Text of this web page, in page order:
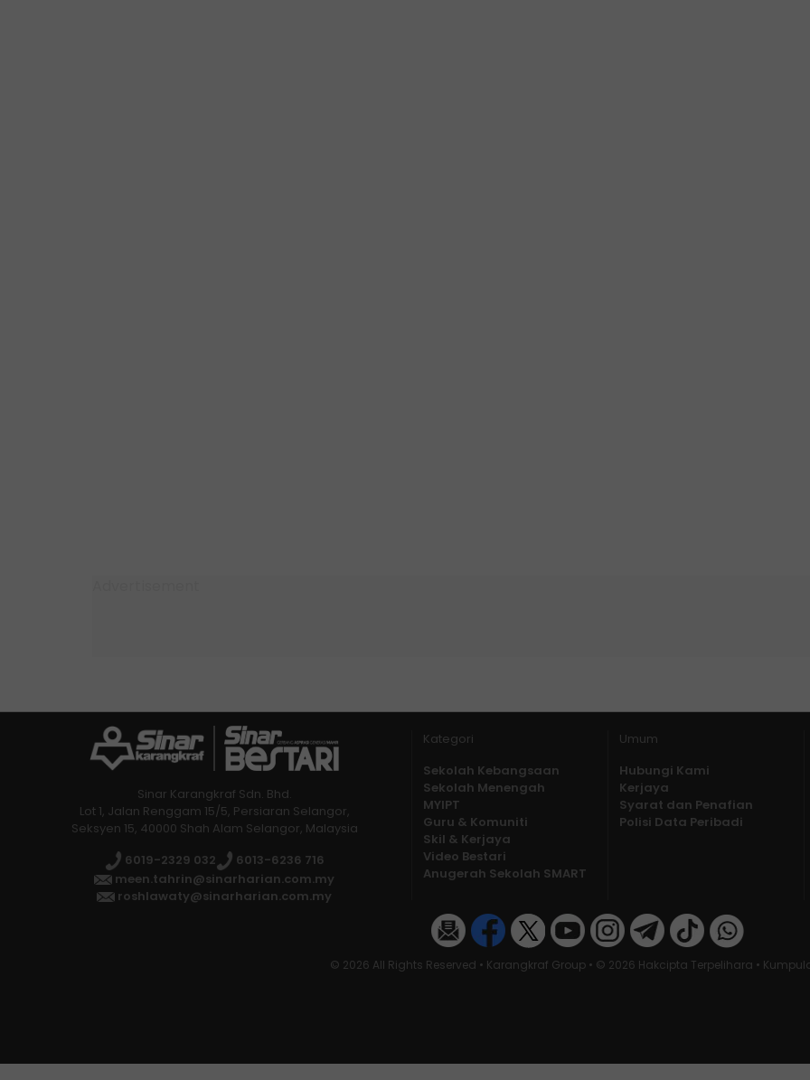
Sinar Karangkraf Sdn. Bhd.
Lot 1, Jalan Renggam 15/5, Persiaran Selangor,
Seksyen 15, 40000 Shah Alam Selangor, Malaysia
6019-2329 032
6013-6236 716
meen.tahrin@sinarharian.com.my
roshlawaty@sinarharian.com.my
Kategori
Sekolah Kebangsaan
Sekolah Menengah
MYIPT
Guru & Komuniti
Skil & Kerjaya
Video Bestari
Anugerah Sekolah SMART
Umum
Hubungi Kami
Kerjaya
Syarat dan Penafian
Polisi Data Peribadi
© 2026 All Rights Reserved • Karangkraf Group • © 2026 Hakcipta Terpelihara •